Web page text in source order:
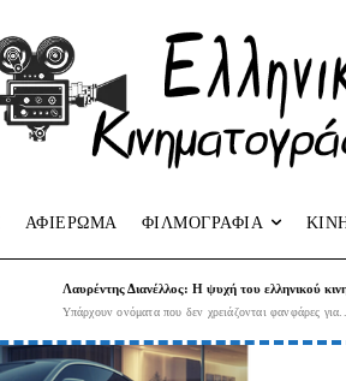
ΑΦΙΕΡΩΜΑ ΦΙΛΜΟΓΡΑΦΙΑ
Λαυρέντης Διανέλλος: Η ψυχή του ελληνικού
Υπάρχουν ονόματα που δεν χρειάζονται φανφάρες για...